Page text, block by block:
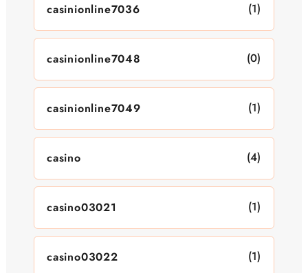
casinionline7036 (1)
casinionline7048 (0)
casinionline7049 (1)
casino (4)
casino03021 (1)
casino03022 (1)